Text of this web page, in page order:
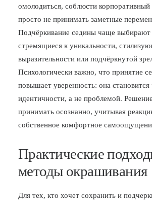
омолодиться, соблюсти
просто не принимать заметные
Подчёркивание седины чаще
стремящиеся к уникальности,
выразительности или подчёркнутой
Психологически важно, что принятие
повышает уверенность: она становится
идентичности, а не проблемой.
принимать осознанно, учитывая
собственное комфортное
Практические
методы окрашивания
Для тех, кто хочет сохранить и